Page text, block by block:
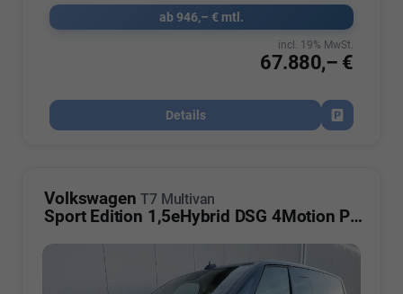
ab 946,– € mtl.
67.880,– €
incl. 19% MwSt.
Details
Fahrzeug
Volkswagen T7 Multivan
Sport Edition 1,5eHybrid DSG 4Motion Premium LÜ 7 Sitzer